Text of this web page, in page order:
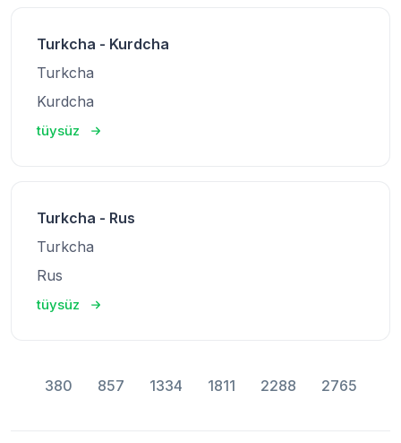
Turkcha - Kurdcha
Turkcha
Kurdcha
tüysüz
Turkcha - Rus
Turkcha
Rus
tüysüz
380 857 1334 1811 2288 2765